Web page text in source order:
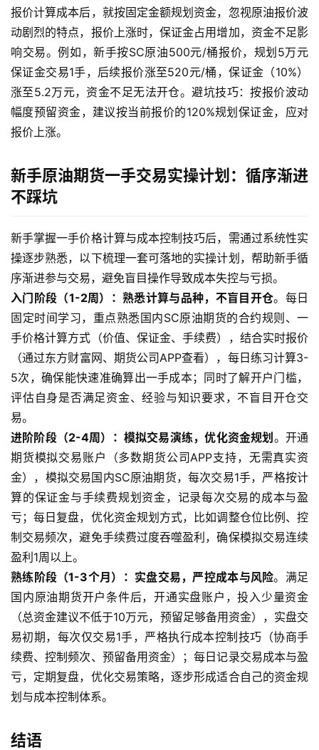
报价计算成本后，就按固定金额规划资金，忽视原油报价波
动剧烈的特点，报价上涨时，保证金占用增加，资金不足影
响交易。例如，新手按SC原油500元/桶报价，规划5万元
保证金交易1手，后续报价涨至520元/桶，保证金（10%）
涨至5.2万元，资金不足无法开仓。避坑技巧：按报价波动
幅度预留资金，建议按当前报价的120%规划保证金，应对
报价上涨。
新手原油期货一手交易实操计划：循序渐进
不踩坑
新手掌握一手价格计算与成本控制技巧后，需通过系统性实
操逐步熟悉，以下梳理一套可落地的实操计划，帮助新手循
序渐进参与交易，避免盲目操作导致成本失控与亏损。
入门阶段（1-2周）：熟悉计算与品种，不盲目开仓。每日
固定时间学习，重点熟悉国内SC原油期货的合约规则、一
手价格计算方式（价值、保证金、手续费），结合实时报价
（通过东方财富网、期货公司APP查看），每日练习计算3-
5次，确保能快速准确算出一手成本；同时了解开户门槛，
评估自身是否满足资金、经验与知识要求，不盲目开仓交
易。
进阶阶段（2-4周）：模拟交易演练，优化资金规划。开通
期货模拟交易账户（多数期货公司APP支持，无需真实资
金），模拟交易国内SC原油期货，每次交易1手，严格按计
算的保证金与手续费规划资金，记录每次交易的成本与盈
亏；每日复盘，优化资金规划方式，比如调整仓位比例、控
制交易频次，避免手续费过度吞噬盈利，确保模拟交易连续
盈利1周以上。
熟练阶段（1-3个月）：实盘交易，严控成本与风险。满足
国内原油期货开户条件后，开通实盘账户，投入少量资金
（总资金建议不低于10万元，预留足够备用资金），实盘交
易初期，每次仅交易1手，严格执行成本控制技巧（协商手
续费、控制频次、预留备用资金）；每日记录交易成本与盈
亏，定期复盘，优化交易策略，逐步形成适合自己的资金规
划与成本控制体系。
结语